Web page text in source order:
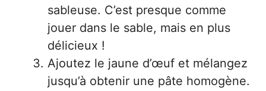
sableuse. C’est presque comme
jouer dans le sable, mais en plus
délicieux !
Ajoutez le jaune d’œuf et mélangez
jusqu’à obtenir une pâte homogène.